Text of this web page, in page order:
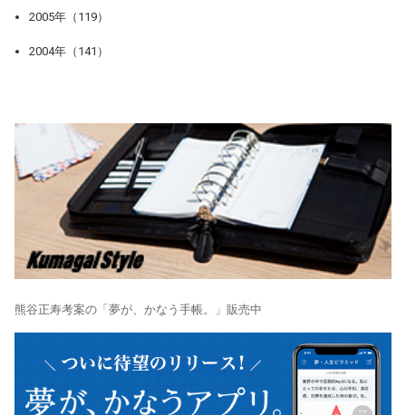
2005年（119）
2004年（141）
熊谷正寿考案の「夢が、かなう手帳。」販売中